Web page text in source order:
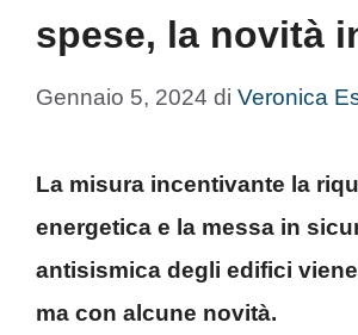
spese, la novità
Gennaio 5, 2024 di Veronica
La misura incentivante la
energetica e la messa in
antisismica degli edifici
ma con alcune novità.